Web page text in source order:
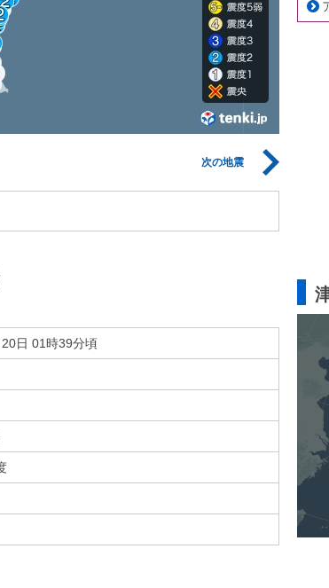
次の地震
日 01時39分頃